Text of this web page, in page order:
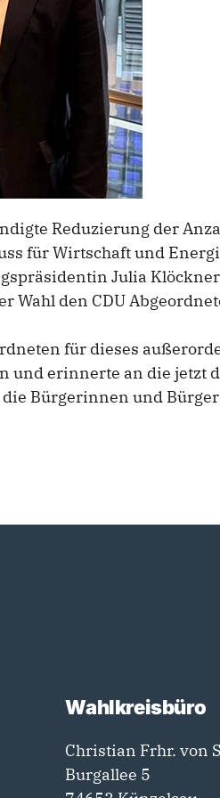
Reduzierung der
für Wirtschaft und
Julia
Wahl den CDU
für dieses
und erinnerte an die
Bürgerinnen und
Wahlkreisbüro
Christian Frhr. von
Burgallee 5